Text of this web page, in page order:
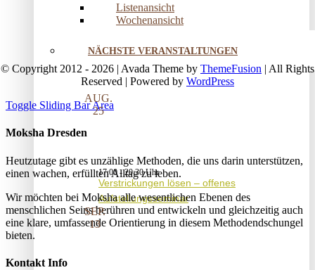
Listenansicht
Wochenansicht
NÄCHSTE VERANSTALTUNGEN
AUG.
25
17:00-20:30
Verstrickungen lösen – offenes
Aufstellungsseminar
SEP.
13
© Copyright 2012 - 2026 | Avada Theme by ThemeFusion | All Rights
Reserved | Powered by WordPress
Toggle Sliding Bar Area
Moksha Dresden
Heutzutage gibt es unzählige Methoden, die uns darin unterstützen,
einen wachen, erfüllten Alltag zu leben.
Wir möchten bei Moksha alle wesent­lichen Ebenen des
menschlichen Seins berühren und entwickeln und gleichzeitig auch
eine klare, umfassende Orientierung in diesem Methodendschungel
bieten.
Kontakt Info